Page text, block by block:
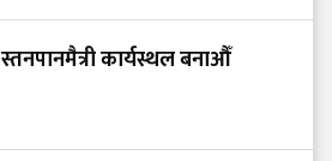
स्तनपानमैत्री कार्यस्थल बनाऔँ